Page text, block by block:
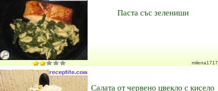
Паста със зелениши
milena1717
Салата от червено цвекло с кисело